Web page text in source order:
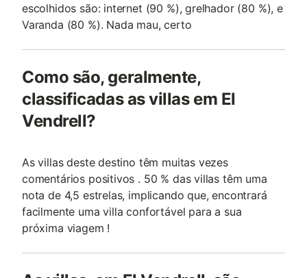
escolhidos são: internet (90 %), grelhador (80 %), e
Varanda (80 %). Nada mau, certo
Como são, geralmente,
classificadas as villas em El
Vendrell?
As villas deste destino têm muitas vezes
comentários positivos . 50 % das villas têm uma
nota de 4,5 estrelas, implicando que, encontrará
facilmente uma villa confortável para a sua
próxima viagem !